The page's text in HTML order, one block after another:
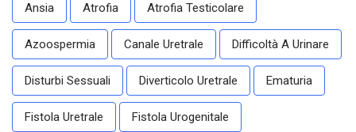
Ansia Atrofia Atrofia Testicolare
Azoospermia Canale Uretrale Difficoltà A Urinare
Disturbi Sessuali Diverticolo Uretrale Ematuria
Fistola Uretrale Fistola Urogenitale